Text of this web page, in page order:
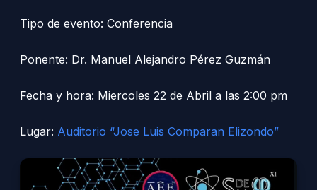
Tipo de evento: Conferencia
Ponente: Dr. Manuel Alejandro Pérez Guzmán
Fecha y hora: Miercoles 22 de Abril a las 2:00 pm
Lugar: Auditorio “Jose Luis Comparan Elizondo”